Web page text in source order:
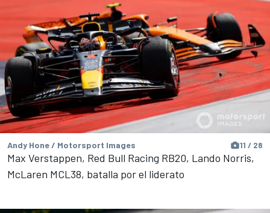
Andy Hone / Motorsport Images 11 / 28
Max Verstappen, Red Bull Racing RB20, Lando Norris,
McLaren MCL38, batalla por el liderato